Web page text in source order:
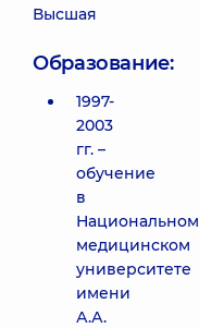
Высшая
Образование:
1997-
2003
гг. –
обучение
в
Национальном
медицинском
университете
имени
А.А.